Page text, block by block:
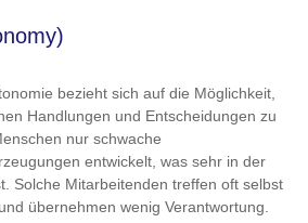
bezieht sich auf die Möglichkeit,
Handlungen und Entscheidungen zu
nur schwache
entwickelt, was sehr in der
Solche Mitarbeitenden treffen oft selbst
übernehmen wenig Verantwortung.